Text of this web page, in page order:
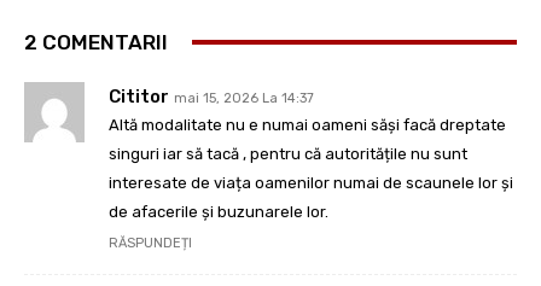
2 COMENTARII
Cititor mai 15, 2026 La 14:37
Altă modalitate nu e numai oameni săși facă dreptate
singuri iar să tacă , pentru că autoritățile nu sunt
interesate de viața oamenilor numai de scaunele lor și
de afacerile și buzunarele lor.
RĂSPUNDEȚI